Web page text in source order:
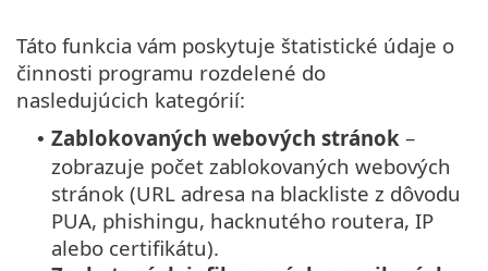
Táto funkcia vám poskytuje štatistické údaje o
činnosti programu rozdelené do
nasledujúcich kategórií:
• Zablokovaných webových stránok –
zobrazuje počet zablokovaných webových
stránok (URL adresa na blackliste z dôvodu
PUA, phishingu, hacknutého routera, IP
alebo certifikátu).